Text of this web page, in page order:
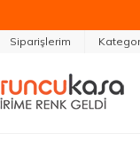
Siparişlerim